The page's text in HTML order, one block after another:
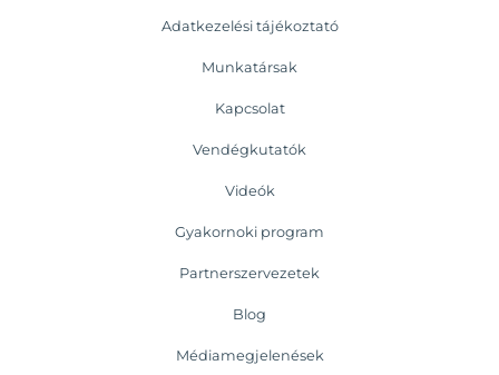
Adatkezelési tájékoztató
Munkatársak
Kapcsolat
Vendégkutatók
Videók
Gyakornoki program
Partnerszervezetek
Blog
Médiamegjelenések